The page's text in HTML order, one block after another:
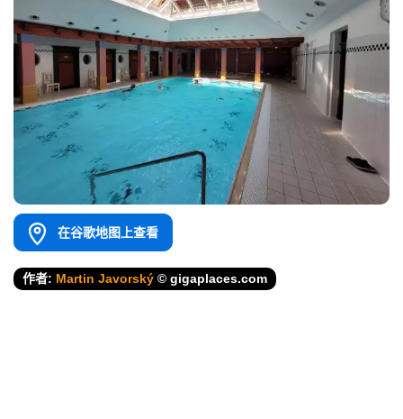
在谷歌地图上查看
作者: Martin Javorský © gigaplaces.com